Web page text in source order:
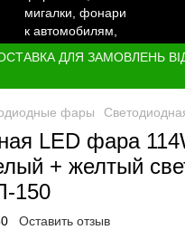
ДЛЯ ЗАМОВЛЕНЬ
фары
LED фара
+ желтый
150
Оставить отзыв